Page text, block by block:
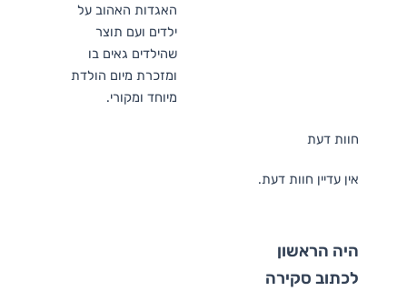
האגדות האהוב על
ילדים ועם תוצר
שהילדים גאים בו
ומזכרת מיום הולדת
מיוחד ומקורי.
חוות דעת
אין עדיין חוות דעת.
היה הראשון
לכתוב סקירה